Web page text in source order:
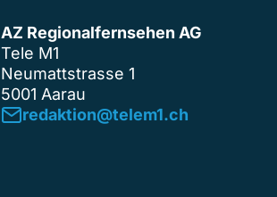
AZ Regionalfernsehen AG
Tele M1
Neumattstrasse 1
5001 Aarau
redaktion@telem1.ch